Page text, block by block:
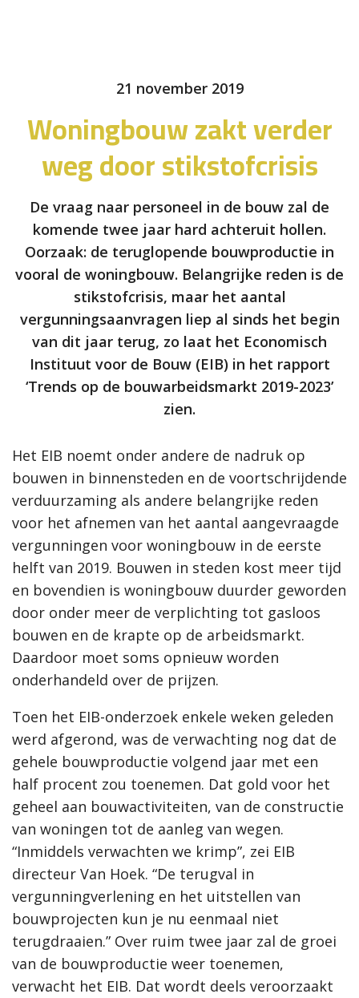
21 november 2019
Woningbouw zakt verder
weg door stikstofcrisis
De vraag naar personeel in de bouw zal de
komende twee jaar hard achteruit hollen.
Oorzaak: de teruglopende bouwproductie in
vooral de woningbouw. Belangrijke reden is de
stikstofcrisis, maar het aantal
vergunningsaanvragen liep al sinds het begin
van dit jaar terug, zo laat het Economisch
Instituut voor de Bouw (EIB) in het rapport
‘Trends op de bouwarbeidsmarkt 2019-2023’
zien.
Het EIB noemt onder andere de nadruk op
bouwen in binnensteden en de voortschrijdende
verduurzaming als andere belangrijke reden
voor het afnemen van het aantal aangevraagde
vergunningen voor woningbouw in de eerste
helft van 2019. Bouwen in steden kost meer tijd
en bovendien is woningbouw duurder geworden
door onder meer de verplichting tot gasloos
bouwen en de krapte op de arbeidsmarkt.
Daardoor moet soms opnieuw worden
onderhandeld over de prijzen.
Toen het EIB-onderzoek enkele weken geleden
werd afgerond, was de verwachting nog dat de
gehele bouwproductie volgend jaar met een
half procent zou toenemen. Dat gold voor het
geheel aan bouwactiviteiten, van de constructie
van woningen tot de aanleg van wegen.
“Inmiddels verwachten we krimp”, zei EIB
directeur Van Hoek. “De terugval in
vergunningverlening en het uitstellen van
bouwprojecten kun je nu eenmaal niet
terugdraaien.” Over ruim twee jaar zal de groei
van de bouwproductie weer toenemen,
verwacht het EIB. Dat wordt deels veroorzaakt